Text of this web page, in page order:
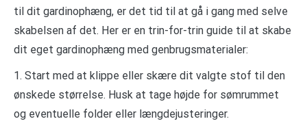
til dit gardinophæng, er det tid til at gå i gang med selve
skabelsen af det. Her er en trin-for-trin guide til at skabe
dit eget gardinophæng med genbrugsmaterialer:
1. Start med at klippe eller skære dit valgte stof til den
ønskede størrelse. Husk at tage højde for sømrummet
og eventuelle folder eller længdejusteringer.